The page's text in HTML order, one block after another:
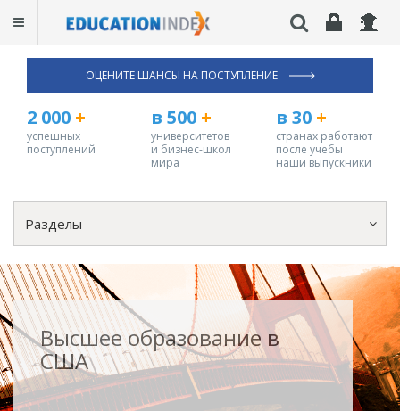
ОЦЕНИТЕ ШАНСЫ НА ПОСТУПЛЕНИЕ
2 000 +
успешных
поступлений
в 500 +
университетов
и бизнес-школ
мира
в 30+
странах работают
после учебы
наши выпускники
Разделы
Высшее образование в
США